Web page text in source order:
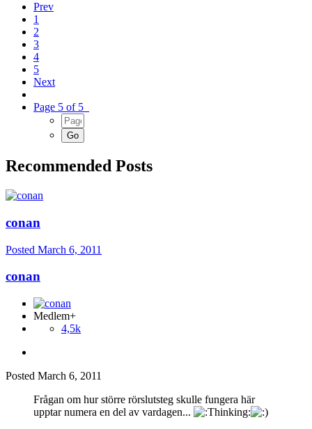
Prev
1
2
3
4
5
Next
Page 5 of 5
Recommended Posts
conan
Posted March 6, 2011
conan
Medlem+
4,5k
Posted March 6, 2011
Frågan om hur större rörslutsteg skulle fungera här
upptar numera en del av vardagen...